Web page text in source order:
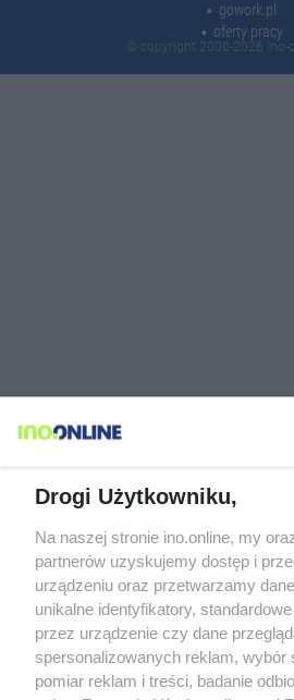
gowork.pl
oferty pracy
© copyright 2000-2026 Ino-
Drogi Użytkowniku,
Na naszej stronie ino.online, my
partnerów uzyskujemy dostęp i
urządzeniu oraz przetwarzamy
unikalne identyfikatory,
przez urządzenie czy dane
spersonalizowanych reklam, wybór
pomiar reklam i treści, badanie